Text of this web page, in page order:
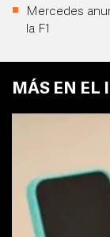
Mercedes
la F1
MÁS EN EL